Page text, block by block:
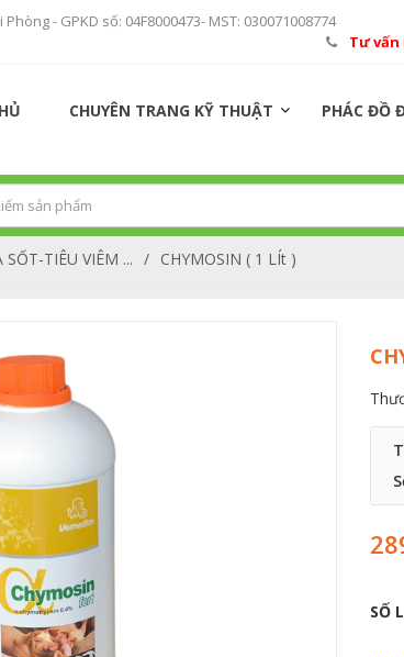
- GPKD số: 04F8000473- MST: 030071008774
Tư
CHUYÊN TRANG KỸ THUẬT PHÁC ĐỒ
TIÊU VIÊM ... / CHYMOSIN ( 1 LÍt )
SỐ